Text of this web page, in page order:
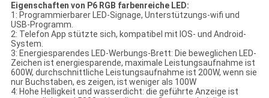
Eigenschaften von P6 RGB farbenreiche LED:
1: Programmierbarer LED-Signage, Unterstützungs-wifi und
USB-Programm.
2: Telefon App stützte sich, kompatibel mit IOS- und Android-
System.
3: Energiesparendes LED-Werbungs-Brett: Die beweglichen LED-
Zeichen ist energiesparende, maximale Leistungsaufnahme ist
600W, durchschnittliche Leistungsaufnahme ist 200W, wenn sie
nur Buchstaben, es zeigen, ist weniger als 100W
4: Hohe Helligkeit und wasserdicht: die geführte Anzeige ist